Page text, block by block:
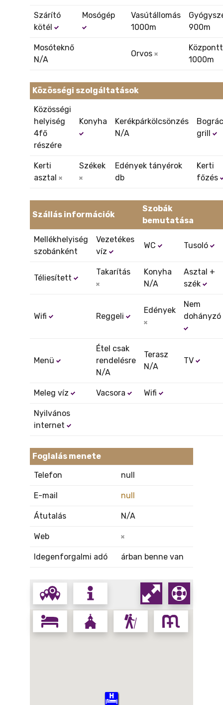
Szárító
kötél
Mosógép
Vasútállomás
1000m
900m
Mosóteknő
N/A
Orvos
1000m
Közösségi szolgáltatások
Közösségi
helyiség
4fő
részére
Konyha
Kerékpárkölcsönzés
N/A
grill
Kerti
asztal
Székek
Edények tányérok
db
Kerti
főzés
Szállás információk
Szobák
bemutatása
Mellékhelyiség
szobánként
Vezetékes
víz
WC Tusoló
Téliesített
Takarítás
Konyha
N/A
Asztal +
szék
Wifi Reggeli
Edények
Nem
dohányzó
Menü
Étel csak
rendelésre
N/A
Terasz
N/A
TV
Meleg víz Vacsora Wifi
Nyilvános
internet
Foglalás menete
Telefon
null
E-mail null
Átutalás N/A
Web
Idegenforgalmi adó árban benne van